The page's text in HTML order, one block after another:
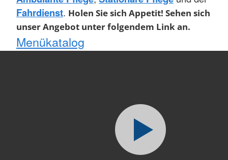
Fahrdienst. Holen Sie sich Appetit! Sehen sich
unser Angebot unter folgendem Link an.
Menükatalog